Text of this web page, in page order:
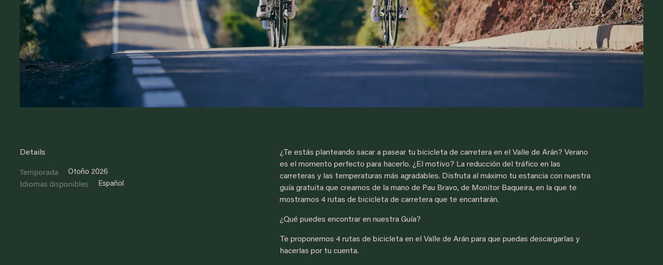
Details
Temporada Otoño 2026
Idiomas disponibles Español
¿Te estás planteando sacar a pasear tu bicicleta de carretera en el Valle de Arán? Verano
es el momento perfecto para hacerlo. ¿El motivo? La reducción del tráfico en las
carreteras y las temperaturas más agradables. Disfruta al máximo tu estancia con nuestra
guía gratuita que creamos de la mano de Pau Bravo, de Monitor Baqueira, en la que te
mostramos 4 rutas de bicicleta de carretera que te encantarán.
¿Qué puedes encontrar en nuestra Guía?
Te proponemos 4 rutas de bicicleta en el Valle de Arán para que puedas descargarlas y
hacerlas por tu cuenta.